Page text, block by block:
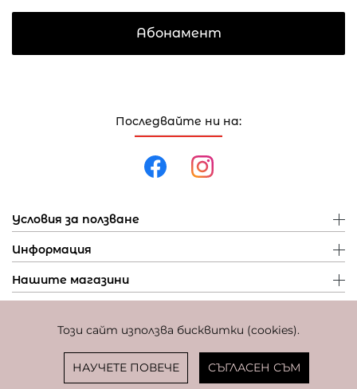
Този сайт използва бисквитки (cookies).
НАУЧЕТЕ ПОВЕЧЕ СЪГЛАСЕН СЪМ
Последвайте ни на:
Условия за ползване
Информация
Нашите магазини
Абонамент
Фиксиран курс за превалутиране: 1 EUR = 1,95583 BGN